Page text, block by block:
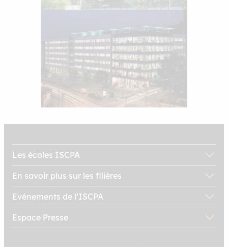
Les écoles ISCPA
En savoir plus sur les filières
Evénements de l’ISCPA
Espace Presse